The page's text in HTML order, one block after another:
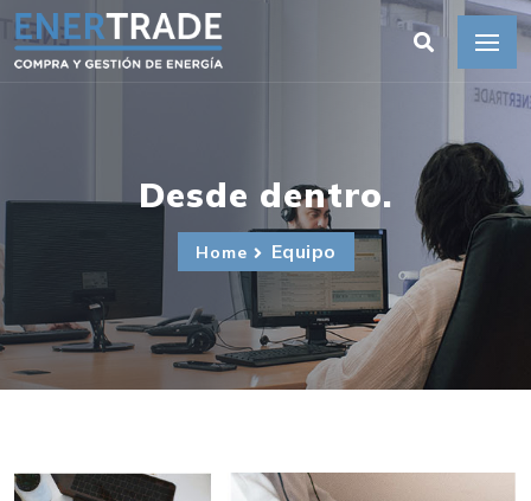
Desde dentro.
Home Equipo